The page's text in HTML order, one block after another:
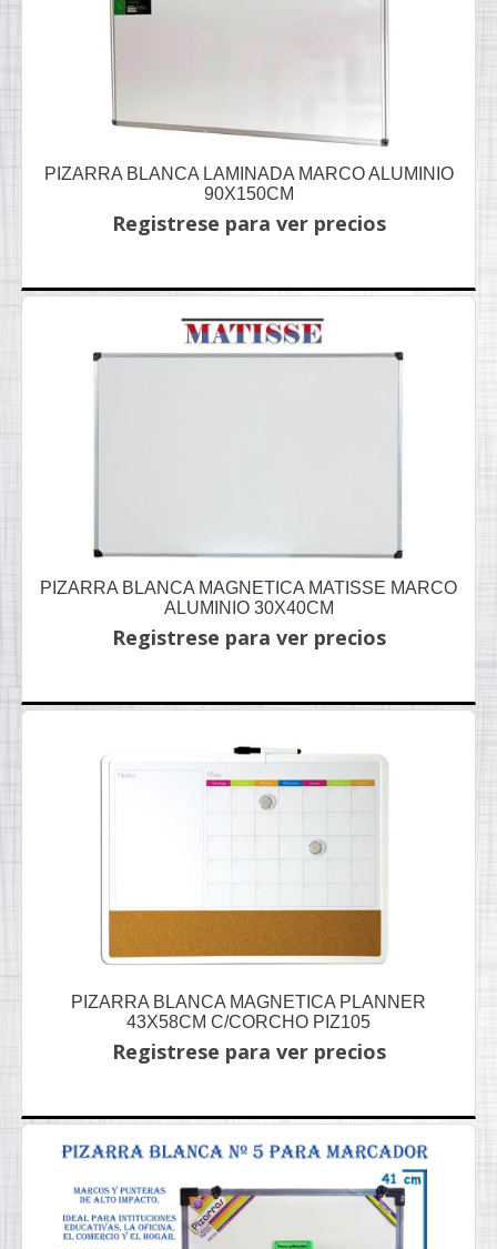
PIZARRA BLANCA LAMINADA MARCO ALUMINIO
90X150CM
Registrese para ver precios
PIZARRA BLANCA MAGNETICA MATISSE MARCO
ALUMINIO 30X40CM
Registrese para ver precios
PIZARRA BLANCA MAGNETICA PLANNER
43X58CM C/CORCHO PIZ105
Registrese para ver precios